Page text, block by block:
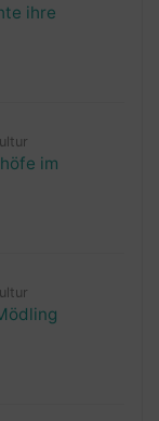
ihre
im